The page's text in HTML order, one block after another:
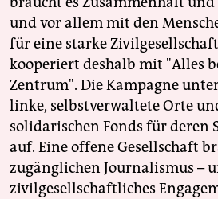
und vor allem mit den
für eine starke
kooperiert deshalb mit "Alles
Zentrum". Die Kampagne
linke, selbstverwaltete Orte
solidarischen Fonds für deren
auf. Eine offene Gesellschaft
zugänglichen Journalismus –
zivilgesellschaftliches